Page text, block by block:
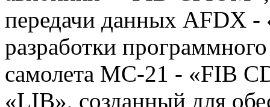
передачи данных AFDX -
разработки
самолета МС-21 - «FIB
«LIB», созданный для